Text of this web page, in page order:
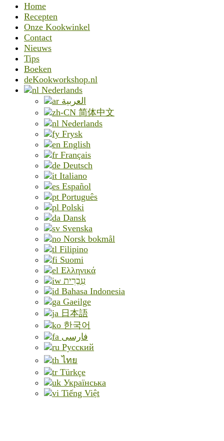
Home
Recepten
Onze Kookwinkel
Contact
Nieuws
Tips
Boeken
deKookworkshop.nl
Nederlands
العربية
简体中文
Nederlands
Frysk
English
Français
Deutsch
Italiano
Español
Português
Polski
Dansk
Svenska
Norsk bokmål
Filipino
Suomi
Ελληνικά
עִבְרִית
Bahasa Indonesia
Gaeilge
日本語
한국어
فارسی
Русский
ไทย
Türkçe
Українська
Tiếng Việt